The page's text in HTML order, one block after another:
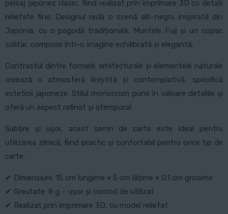
peisaj japonez clasic, fiind realizat prin imprimare 3D cu detalii
reliefate fine. Designul redă o scenă alb-negru inspirată din
Japonia, cu o pagodă tradițională, Muntele Fuji și un copac
solitar, compuse într-o imagine echilibrată și elegantă.
Contrastul dintre formele arhitecturale și elementele naturale
creează o atmosferă liniștită și contemplativă, specifică
esteticii japoneze. Stilul monocrom pune în valoare detaliile și
oferă un aspect rafinat și atemporal.
Subțire și ușor, acest semn de carte este ideal pentru
utilizarea zilnică, fiind practic și confortabil pentru orice tip de
carte.
✔ Dimensiuni: 15 cm lungime × 5 cm lățime × 0.1 cm grosime
✔ Greutate: 8 g – ușor și comod de utilizat
✔ Realizat prin imprimare 3D, cu model reliefat